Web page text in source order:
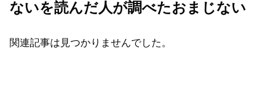
ないを読んだ人が調べたおまじない
関連記事は見つかりませんでした。